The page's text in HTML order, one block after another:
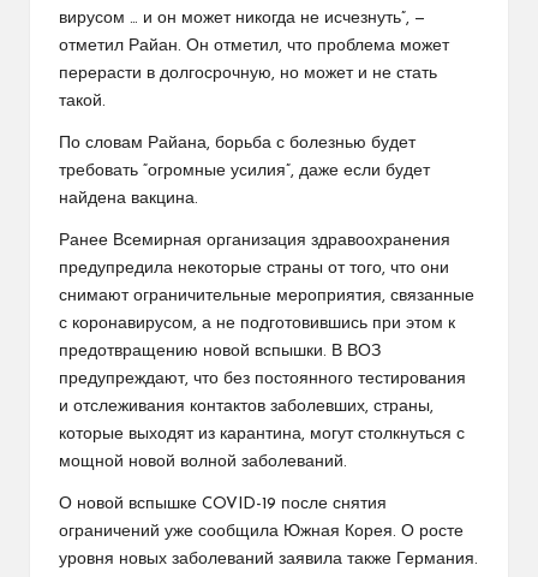
вирусом … и он может никогда не исчезнуть”, —
отметил Райан. Он отметил, что проблема может
перерасти в долгосрочную, но может и не стать
такой.
По словам Райана, борьба с болезнью будет
требовать “огромные усилия”, даже если будет
найдена вакцина.
Ранее Всемирная организация здравоохранения
предупредила некоторые страны от того, что они
снимают ограничительные мероприятия, связанные
с коронавирусом, а не подготовившись при этом к
предотвращению новой вспышки. В ВОЗ
предупреждают, что без постоянного тестирования
и отслеживания контактов заболевших, страны,
которые выходят из карантина, могут столкнуться с
мощной новой волной заболеваний.
О новой вспышке COVID-19 после снятия
ограничений уже сообщила Южная Корея. О росте
уровня новых заболеваний заявила также Германия.